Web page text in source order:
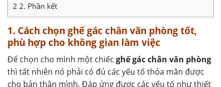
2 2. Phần kết
1. Cách chọn ghế gác chân văn phòng tốt,
phù hợp cho không gian làm việc
Để chọn cho mình một chiếc ghế gác chân văn phòng
thì tất nhiên nó phải có đủ các yếu tố thỏa mãn được
cho bản thân mình. Đáp ứng được các yếu tố như thiết